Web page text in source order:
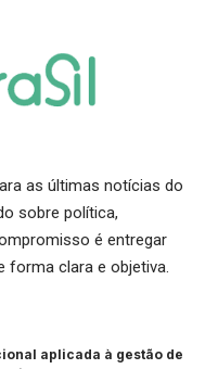
as últimas notícias do
sobre política,
é entregar
forma clara e objetiva.
aplicada à gestão de